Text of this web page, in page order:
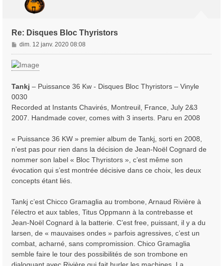
Re: Disques Bloc Thyristors
M
e
s
s
g
e
dim. 12 janv. 2020 08:08
Tankj ‎– Puissance 36 Kw - Disques Bloc Thyristors ‎– Vinyle
0030
Recorded at Instants Chavirés, Montreuil, France, July 2&3
2007. Handmade cover, comes with 3 inserts. Paru en 2008
« Puissance 36 KW » premier album de Tankj, sorti en 2008,
n’est pas pour rien dans la décision de Jean-Noël Cognard de
nommer son label « Bloc Thyristors », c’est même son
évocation qui s’est montrée décisive dans ce choix, les deux
concepts étant liés.
Tankj c’est Chicco Gramaglia au trombone, Arnaud Rivière à
l'électro et aux tables, Titus Oppmann à la contrebasse et
Jean-Noël Cognard à la batterie. C’est free, puissant, il y a du
larsen, de « mauvaises ondes » parfois agressives, c’est un
combat, acharné, sans compromission. Chico Gramaglia
semble faire le tour des possibilités de son trombone en